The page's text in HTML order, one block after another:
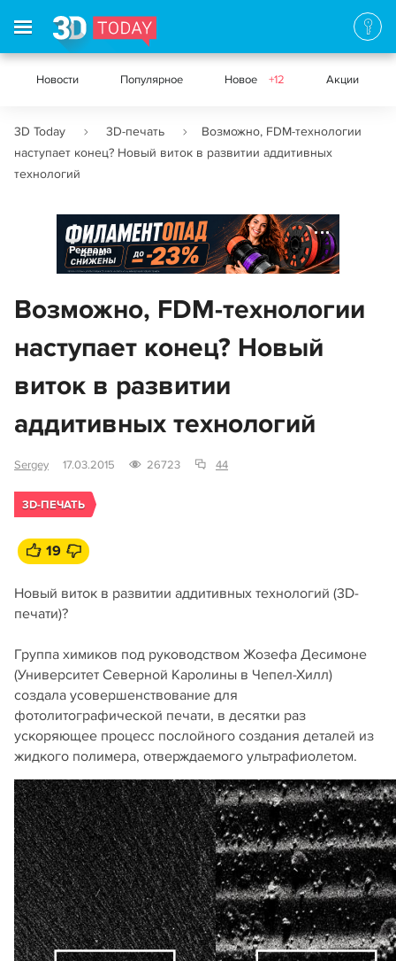
Новости Популярное Новое +12 Акции
3D Today 3D-печать
Возможно, FDM-технологии
наступает конец? Новый виток в развитии аддитивных
технологий
Реклама
Возможно, FDM-технологии
наступает конец? Новый
виток в развитии
аддитивных технологий
Sergey 17.03.2015 26723 44
3D-ПЕЧАТЬ
19
Новый виток в развитии аддитивных технологий (3D-
печати)?
Группа химиков под руководством Жозефа Десимоне
(Университет Северной Каролины в Чепел-Хилл)
создала усовершенствование для
фотолитографической печати, в десятки раз
ускоряющее процесс послойного создания деталей из
жидкого полимера, отверждаемого ультрафиолетом.